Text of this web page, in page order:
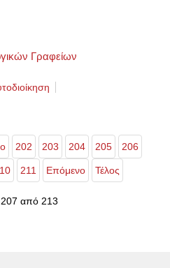
Γραφείων
202 203 204 205 206
211 Επόμενο Τέλος
207 από 213